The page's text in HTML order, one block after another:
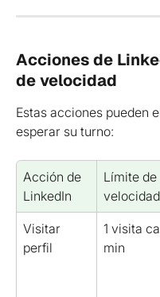
Acciones de
de velocidad
Estas acciones pueden
esperar su turno:
Acción de
LinkedIn
Límite de
velocidad
Visitar
perfil
1 visita
min